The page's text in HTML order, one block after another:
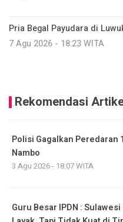
Pria Begal Payudara di
7 Agu 2026 - 18:23 WITA
Rekomendasi
Polisi Gagalkan Peredaran
Nambo
3 Agu 2026 - 18:07 WITA
Guru Besar IPDN :